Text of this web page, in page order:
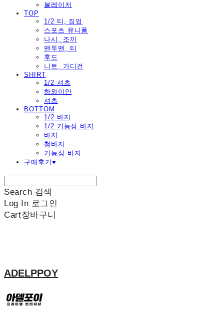
블레이저
TOP
1/2 티, 집업
스포츠 유니폼
나시, 조끼
맨투맨, 티
후드
니트, 가디건
SHIRT
1/2 셔츠
하와이안
셔츠
BOTTOM
1/2 바지
1/2 기능성 바지
바지
청바지
기능성 바지
구매후기♥
Search 검색
Log In 로그인
Cart장바구니
ADELPPOY